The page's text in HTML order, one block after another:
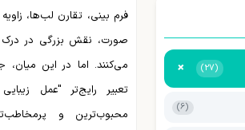
فرم بینی، تقارن لب‌ها،
صورت، نقش بزرگی در درک
می‌کنند. اما در این میان،
تعبیر رایج‌تر "عمل
محبوب‌ترین و
(27)
+
(6)